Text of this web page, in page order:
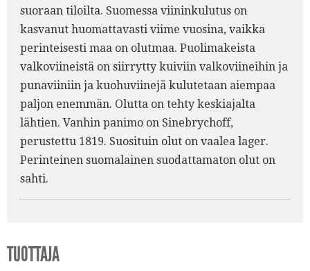
suoraan tiloilta. Suomessa viininkulutus on
kasvanut huomattavasti viime vuosina, vaikka
perinteisesti maa on olutmaa. Puolimakeista
valkoviineistä on siirrytty kuiviin valkoviineihin ja
punaviiniin ja kuohuviinejä kulutetaan aiempaa
paljon enemmän. Olutta on tehty keskiajalta
lähtien. Vanhin panimo on Sinebrychoff,
perustettu 1819. Suosituin olut on vaalea lager.
Perinteinen suomalainen suodattamaton olut on
sahti.
TUOTTAJA